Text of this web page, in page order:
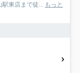
東店まで徒...
もっと